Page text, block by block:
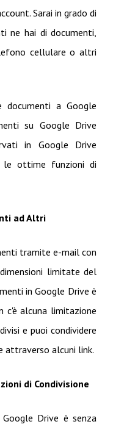
Sarai in grado di
ne hai di documenti,
cellulare o altri
documenti a Google
su Google Drive
in Google Drive
le ottime funzioni di
ad Altri
tramite e-mail con
limitate del
in Google Drive è
c'è alcuna limitazione
e puoi condividere
attraverso alcuni link.
di Condivisione
Drive è senza